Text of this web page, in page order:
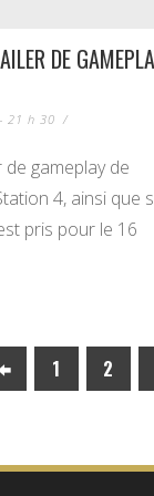
DE
21 h 30 /
gameplay de
4, ainsi que
pris pour le 16
1 2